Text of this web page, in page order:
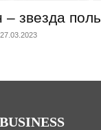
звезда
27.03.2023